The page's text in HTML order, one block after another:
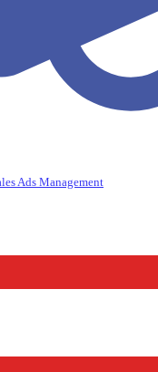
Ads Management